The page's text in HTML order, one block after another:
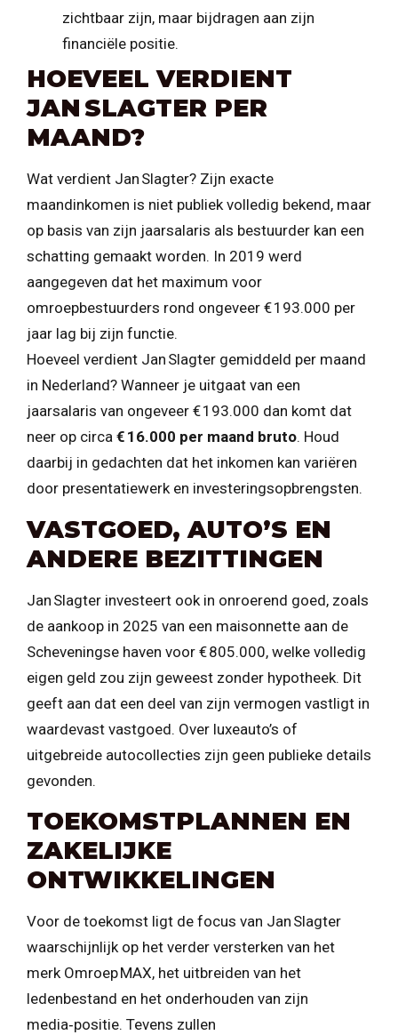
zichtbaar zijn, maar bijdragen aan zijn
financiële positie.
HOEVEEL VERDIENT
JAN SLAGTER PER
MAAND?
Wat verdient Jan Slagter? Zijn exacte
maandinkomen is niet publiek volledig bekend, maar
op basis van zijn jaarsalaris als bestuurder kan een
schatting gemaakt worden. In 2019 werd
aangegeven dat het maximum voor
omroepbestuurders rond ongeveer € 193.000 per
jaar lag bij zijn functie.
Hoeveel verdient Jan Slagter gemiddeld per maand
in Nederland? Wanneer je uitgaat van een
jaarsalaris van ongeveer € 193.000 dan komt dat
neer op circa € 16.000 per maand bruto. Houd
daarbij in gedachten dat het inkomen kan variëren
door presentatiewerk en investeringsopbrengsten.
VASTGOED, AUTO’S EN
ANDERE BEZITTINGEN
Jan Slagter investeert ook in onroerend goed, zoals
de aankoop in 2025 van een maisonnette aan de
Scheveningse haven voor € 805.000, welke volledig
eigen geld zou zijn geweest zonder hypotheek. Dit
geeft aan dat een deel van zijn vermogen vastligt in
waardevast vastgoed. Over luxeauto’s of
uitgebreide autocollecties zijn geen publieke details
gevonden.
TOEKOMSTPLANNEN EN
ZAKELIJKE
ONTWIKKELINGEN
Voor de toekomst ligt de focus van Jan Slagter
waarschijnlijk op het verder versterken van het
merk Omroep MAX, het uitbreiden van het
ledenbestand en het onderhouden van zijn
media‑positie. Tevens zullen